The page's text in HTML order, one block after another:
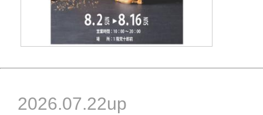
2026.07.22up